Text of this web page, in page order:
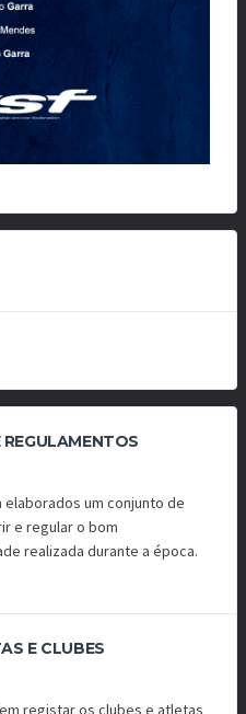
REGULAMENTOS
elaborados um conjunto de
e regular o bom
realizada durante a época.
E CLUBES
registar os clubes e atletas